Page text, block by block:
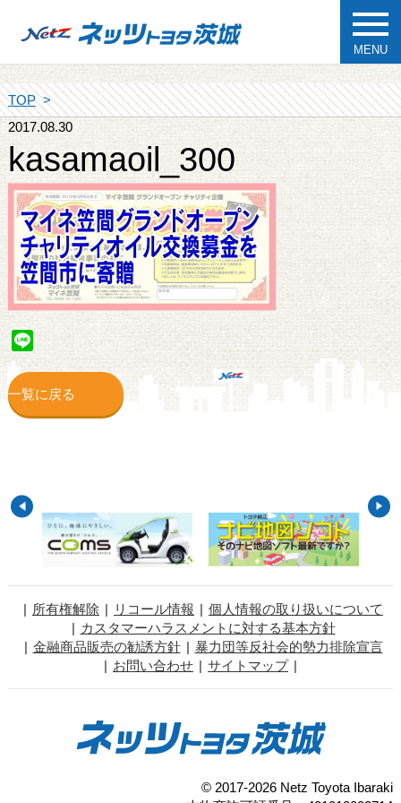
MENU
TOP
2017.08.30
kasamaoil_300
Line
一覧に戻る
所有権解除 リコール情報
個人情報の取り扱いについて
カスタマーハラスメントに対する基本方針
金融商品販売の勧誘方針
暴力団等反社会的勢力排除宣言
お問い合わせ
サイトマップ
© 2017-2026 Netz Toyota Ibaraki